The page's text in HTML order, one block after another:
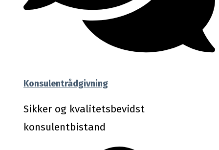
Konsulentrådgivning
Sikker og kvalitetsbevidst
konsulentbistand